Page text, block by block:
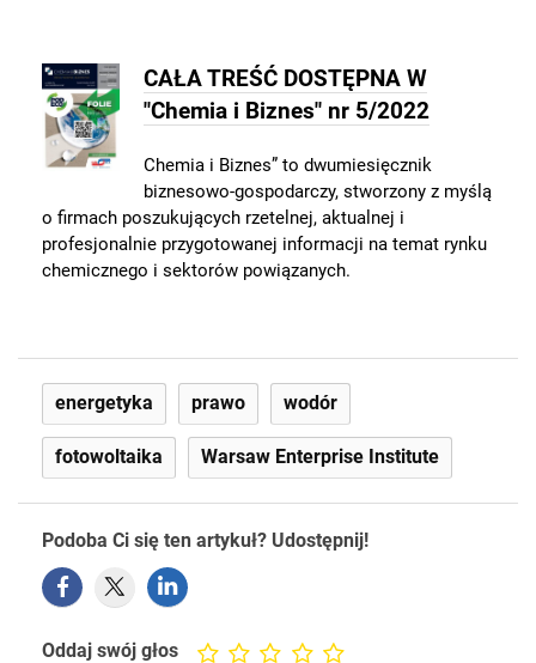
CAŁA TREŚĆ DOSTĘPNA W
"Chemia i Biznes" nr 5/2022
Chemia i Biznes” to dwumiesięcznik
biznesowo-gospodarczy, stworzony z myślą
o firmach poszukujących rzetelnej, aktualnej i
profesjonalnie przygotowanej informacji na temat rynku
chemicznego i sektorów powiązanych.
energetyka prawo wodór
fotowoltaika Warsaw Enterprise Institute
Podoba Ci się ten artykuł? Udostępnij!
Oddaj swój głos